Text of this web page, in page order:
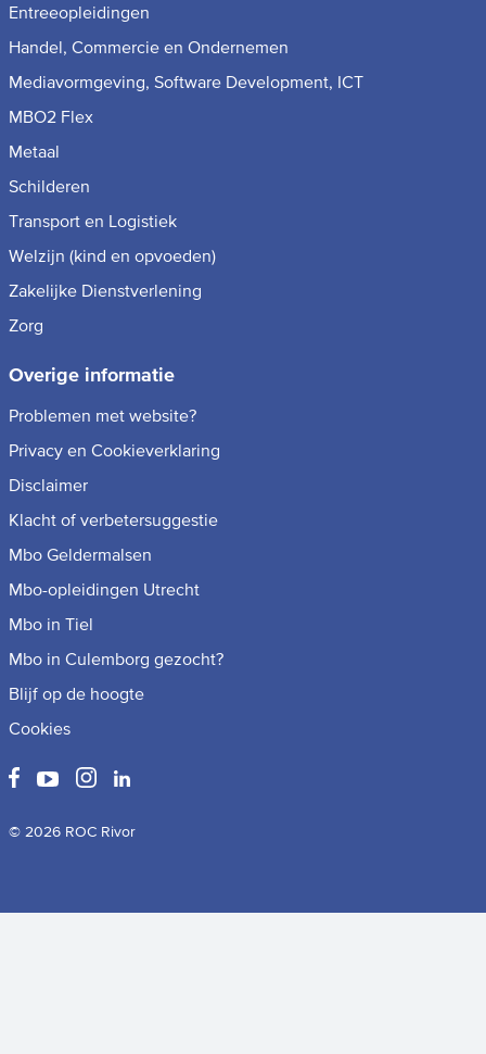
Entreeopleidingen
Handel, Commercie en Ondernemen
Mediavormgeving, Software Development, ICT
MBO2 Flex
Metaal
Schilderen
Transport en Logistiek
Welzijn (kind en opvoeden)
Zakelijke Dienstverlening
Zorg
Overige informatie
Problemen met website?
Privacy en Cookieverklaring
Disclaimer
Klacht of verbetersuggestie
Mbo Geldermalsen
Mbo-opleidingen Utrecht
Mbo in Tiel
Mbo in Culemborg gezocht?
Blijf op de hoogte
Cookies
© 2026 ROC Rivor